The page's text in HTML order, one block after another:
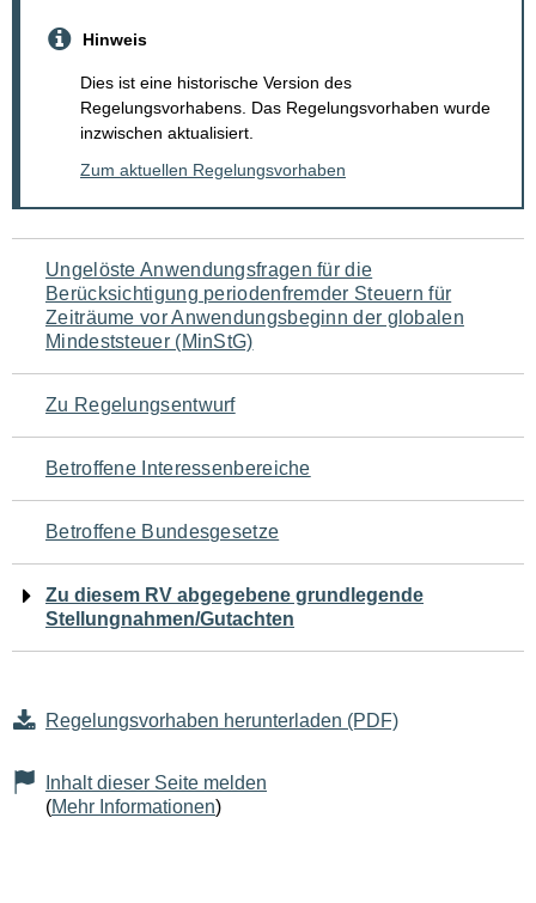
Hinweis
Dies ist eine historische Version des
Regelungsvorhabens. Das Regelungsvorhaben wurde
inzwischen aktualisiert.
Zum aktuellen Regelungsvorhaben
Navigation
für
den
Seiteninhalt
Ungelöste Anwendungsfragen für die
Berücksichtigung periodenfremder Steuern für
Zeiträume vor Anwendungsbeginn der globalen
Mindeststeuer (MinStG)
Zu Regelungsentwurf
Betroffene Interessenbereiche
Betroffene Bundesgesetze
Zu diesem RV abgegebene grundlegende
Stellungnahmen/Gutachten
Regelungsvorhaben herunterladen (PDF)
Inhalt dieser Seite melden
(Mehr Informationen)